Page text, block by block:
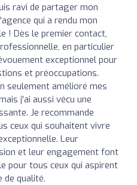
ravi de partager mon
qui a rendu mon
! Dès le premier contact,
en particulier
exceptionnel pour
et préoccupations.
seulement amélioré mes
j'ai aussi vécu une
Je recommande
ceux qui souhaitent vivre
Leur
et leur engagement font
pour tous ceux qui aspirent
de qualité.